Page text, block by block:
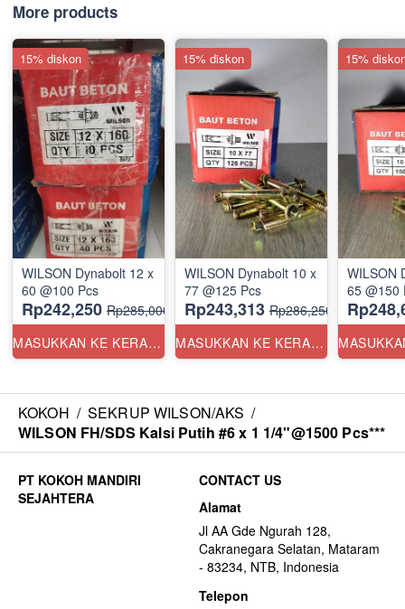
More products
WILSON Dynabolt 12 x
60 @100 Pcs
Rp242,250 Rp285,000
MASUKKAN KE KERANJANG
15% diskon
WILSON Dynabolt 10 x
77 @125 Pcs
Rp243,313 Rp286,250
MASUKKAN KE KERANJANG
15% diskon
WILSON
65 @150
15%
KOKOH / SEKRUP WILSON/AKS /
WILSON FH/SDS Kalsi Putih #6 x 1 1/4"@1500 Pcs***
CONTACT US
Alamat
Jl AA Gde Ngurah 128,
Cakranegara Selatan, Mataram
- 83234, NTB, Indonesia
Telepon